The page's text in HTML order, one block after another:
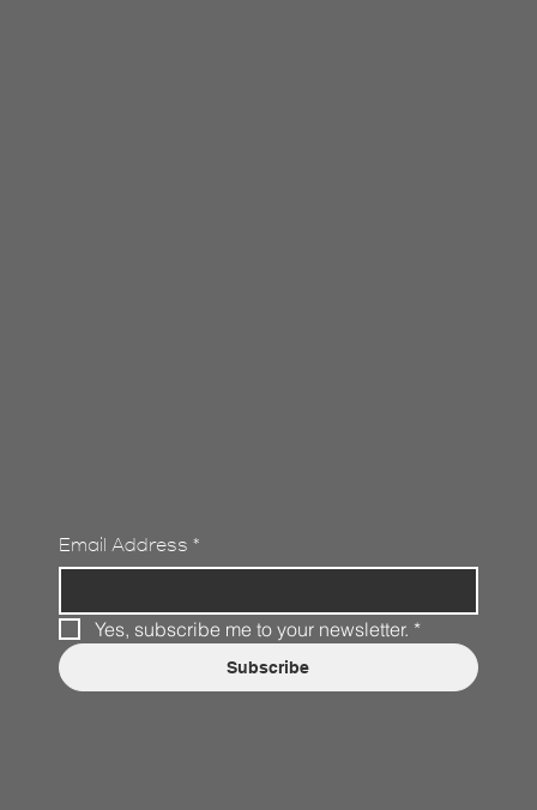
Email Address *
Yes, subscribe me to your newsletter. *
Subscribe